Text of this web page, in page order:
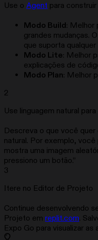
Use o Agent para
Modo Build: Melhor
grandes mudanças.
que suporta
Modo Lite: Melhor
explicações de
Modo Plan: Melhor
2
Use linguagem natural
Descreva o que você
natural. Por exemplo,
mostra uma imagem
pressiono um botão.”
3
Itere no Editor de Projeto
Continue desenvolvendo
Projeto em replit.com.
Expo Go para visualizar